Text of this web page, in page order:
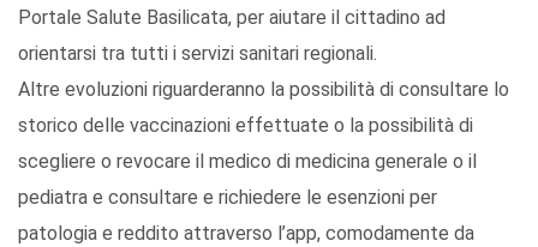
Portale Salute Basilicata, per aiutare il cittadino ad
orientarsi tra tutti i servizi sanitari regionali.
Altre evoluzioni riguarderanno la possibilità di consultare lo
storico delle vaccinazioni effettuate o la possibilità di
scegliere o revocare il medico di medicina generale o il
pediatra e consultare e richiedere le esenzioni per
patologia e reddito attraverso l’app, comodamente da